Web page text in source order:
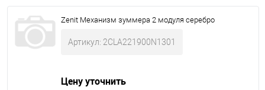
Zenit Механизм зуммера 2 модуля серебро
Артикул: 2CLA221900N1301
Цену уточнить